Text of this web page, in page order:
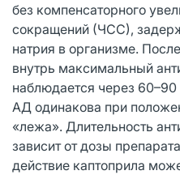
без компенсаторного
сокращений (ЧСС),
натрия в организме.
внутрь максимальный
наблюдается через
АД одинакова при
«лежа». Длительность
зависит от дозы
действие каптоприла